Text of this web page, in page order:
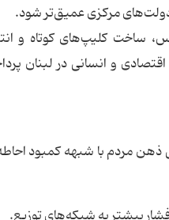
دولت‌های مرکزی عمیق‌تر شود.
ساخت کلیپ‌های کوتاه و
و انسانی در لبنان
مردم با شبهه کمبود